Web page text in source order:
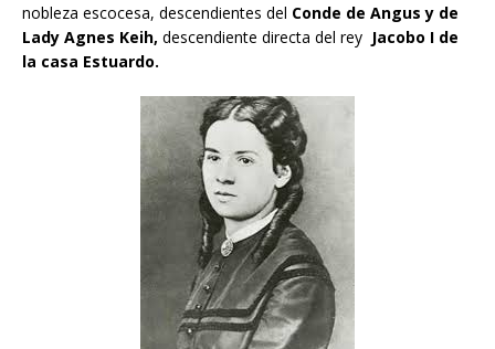
nobleza escocesa, descendientes del Conde de Angus y de
Lady Agnes Keih, descendiente directa del rey Jacobo I de
la casa Estuardo.